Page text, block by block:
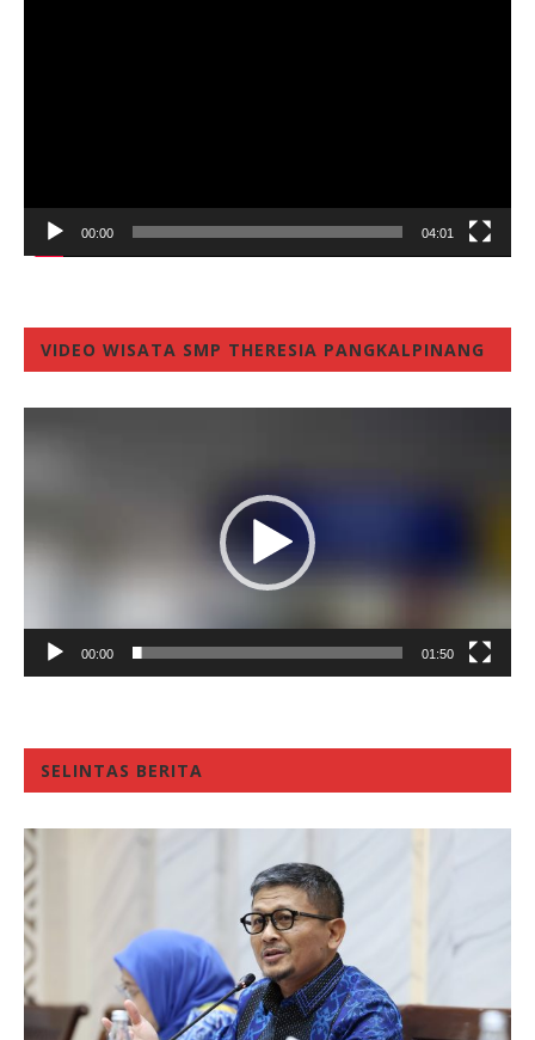
00:00 04:01
VIDEO WISATA SMP THERESIA PANGKALPINANG
00:00 01:50
SELINTAS BERITA